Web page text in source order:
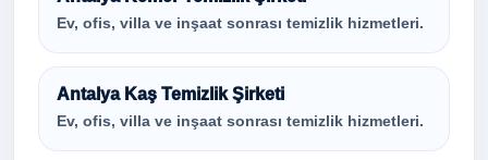
Ev, ofis, villa ve inşaat sonrası temizlik hizmetleri.
Antalya Kaş Temizlik Şirketi
Ev, ofis, villa ve inşaat sonrası temizlik hizmetleri.